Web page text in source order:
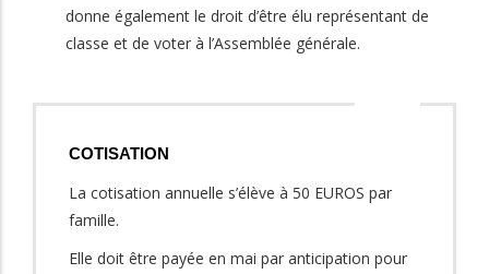
donne également le droit d’être élu représentant de
classe et de voter à l’Assemblée générale.
COTISATION
La cotisation annuelle s’élève à 50 EUROS par
famille.
Elle doit être payée en mai par anticipation pour